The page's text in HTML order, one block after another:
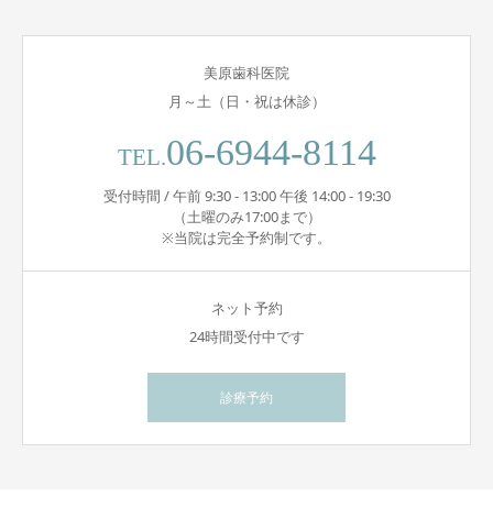
美原歯科医院
月～土（日・祝は休診）
TEL.06-6944-8114
受付時間 / 午前 9:30 - 13:00 午後 14:00 - 19:30
（土曜のみ17:00まで）
※当院は完全予約制です。
ネット予約
24時間受付中です
診療予約